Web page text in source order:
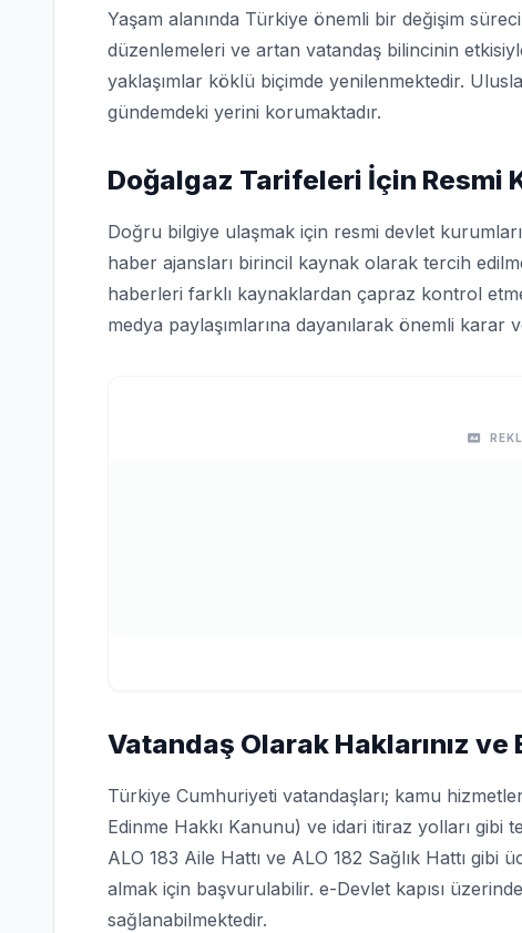
Yaşam alanında Türkiye önemli bir değişim
düzenlemeleri ve artan vatandaş bilincinin
yaklaşımlar köklü biçimde yenilenmektedir.
gündemdeki yerini korumaktadır.
Doğalgaz Tarifeleri İçin Resmi
Doğru bilgiye ulaşmak için resmi devlet
haber ajansları birincil kaynak olarak tercih
haberleri farklı kaynaklardan çapraz kontrol
medya paylaşımlarına dayanılarak önemli karar
Vatandaş Olarak Haklarınız ve
Türkiye Cumhuriyeti vatandaşları; kamu
Edinme Hakkı Kanunu) ve idari itiraz yolları gibi
ALO 183 Aile Hattı ve ALO 182 Sağlık Hattı gibi
almak için başvurulabilir. e-Devlet kapısı
sağlanabilmektedir.